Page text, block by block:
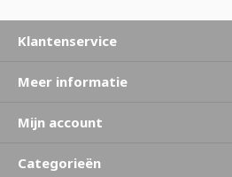
Klantenservice
Meer informatie
Mijn account
Categorieën